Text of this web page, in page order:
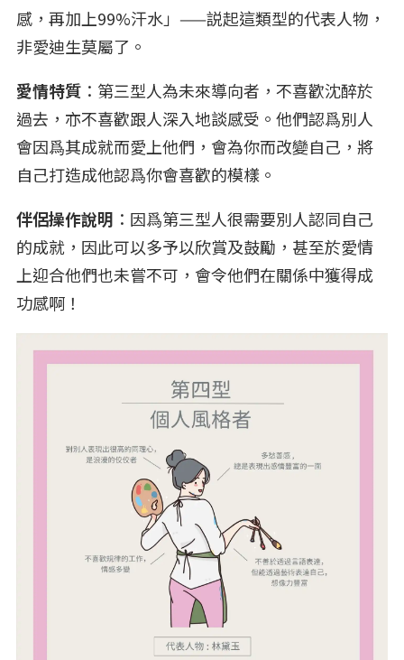
感，再加上99%汗水」——説起這類型的代表人物，
非愛迪生莫屬了。
愛情特質 ：第三型人為未來導向者，不喜歡沈醉於
過去，亦不喜歡跟人深入地談感受。他們認爲別人
會因爲其成就而愛上他們，會為你而改變自己，將
自己打造成他認爲你會喜歡的模樣。
伴侶操作說明 ：因爲第三型人很需要別人認同自己
的成就，因此可以多予以欣賞及鼓勵，甚至於愛情
上迎合他們也未嘗不可，會令他們在關係中獲得成
功感啊！